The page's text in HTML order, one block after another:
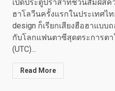
เปิดประตูปราสาทชวนสัมผัส
ฮาโลวีนครั้งแรกในประเทศไท
design ก็เรียกเสียงฮือฮาแบ
กับโลกแฟนตาซีสุดตระการตาใ
(UTC)...
Read More